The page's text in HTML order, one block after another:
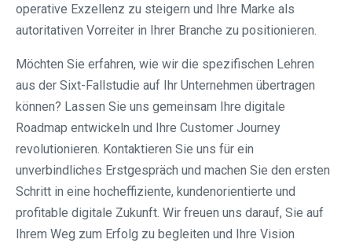
operative Exzellenz zu steigern und Ihre Marke als
autoritativen Vorreiter in Ihrer Branche zu positionieren.
Möchten Sie erfahren, wie wir die spezifischen Lehren
aus der Sixt-Fallstudie auf Ihr Unternehmen übertragen
können? Lassen Sie uns gemeinsam Ihre digitale
Roadmap entwickeln und Ihre Customer Journey
revolutionieren. Kontaktieren Sie uns für ein
unverbindliches Erstgespräch und machen Sie den ersten
Schritt in eine hocheffiziente, kundenorientierte und
profitable digitale Zukunft. Wir freuen uns darauf, Sie auf
Ihrem Weg zum Erfolg zu begleiten und Ihre Vision